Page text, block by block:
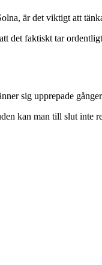
är det viktigt att
faktiskt tar
sig upprepade
kan man till slut inte